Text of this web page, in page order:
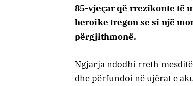
85-vjeçar që rrezikonte të
heroike tregon se si një
përgjithmonë.
Ngjarja ndodhi rreth
dhe përfundoi në ujërat e